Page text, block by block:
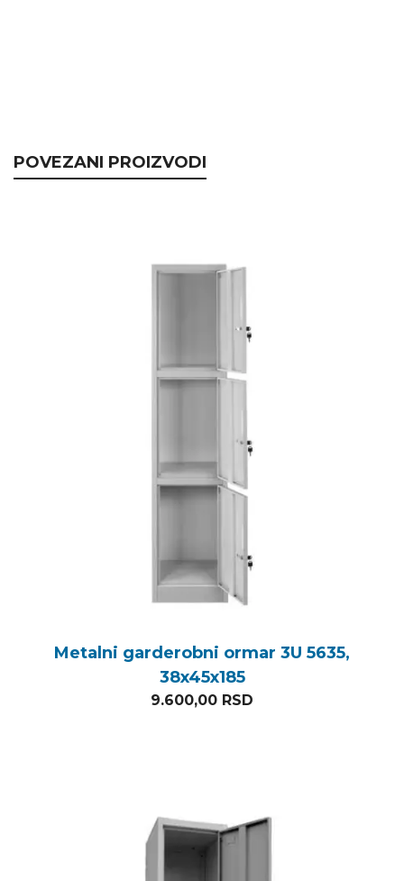
POVEZANI PROIZVODI
Metalni garderobni ormar 3U 5635,
38x45x185
9.600,00 RSD